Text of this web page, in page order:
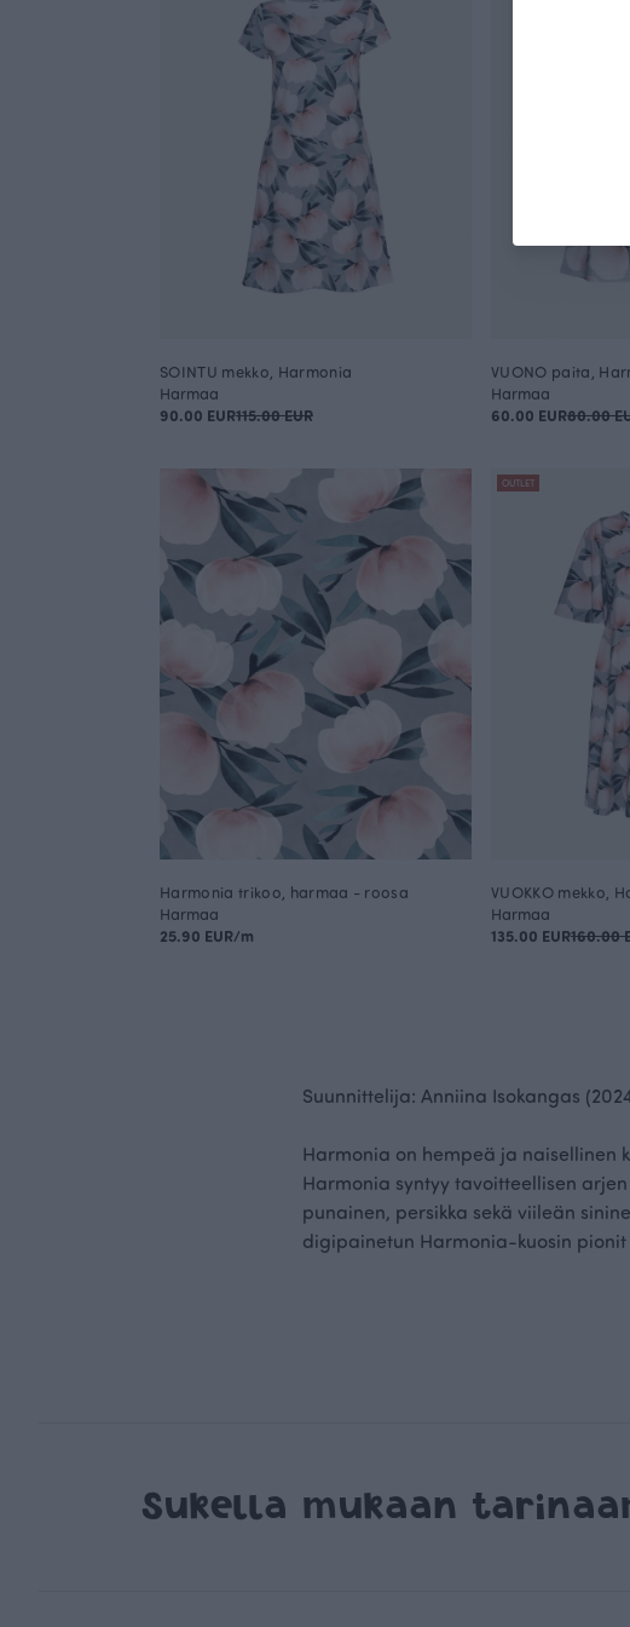
SOINTU mekko, Harmonia
Harmaa
90.00 EUR115.00 EUR
VUONO paita,
Harmaa
60.00 EUR80.00
Harmonia trikoo, harmaa - roosa
Harmaa
25.90 EUR/m
OUTLET
VUOKKO mekko,
Harmaa
135.00 EUR160.00
Suunnittelija: Anniina Isokangas
Harmonia on hempeä ja naisellinen
Harmonia syntyy tavoitteellisen
punainen, persikka sekä viileän
digipainetun Harmonia-kuosin
Sukella mukaan